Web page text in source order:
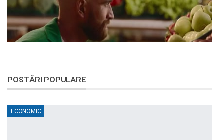
POSTĂRI POPULARE
ECONOMIC